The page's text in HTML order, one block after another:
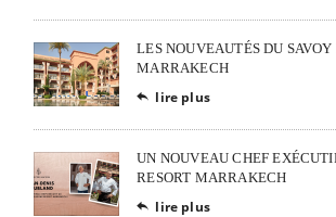
LES NOUVEAUTÉS DU
MARRAKECH
 lire plus
UN NOUVEAU CHEF
RESORT MARRAKECH
 lire plus